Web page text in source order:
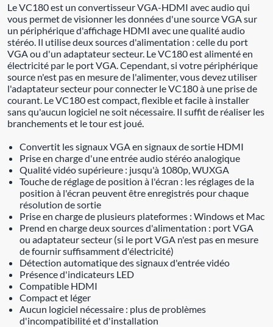
Le VC180 est un convertisseur VGA-HDMI avec audio qui
vous permet de visionner les données d'une source VGA sur
un périphérique d'affichage HDMI avec une qualité audio
stéréo. Il utilise deux sources d'alimentation : celle du port
VGA ou d'un adaptateur secteur. Le VC180 est alimenté en
électricité par le port VGA. Cependant, si votre périphérique
source n'est pas en mesure de l'alimenter, vous devez utiliser
l'adaptateur secteur pour connecter le VC180 à une prise de
courant. Le VC180 est compact, flexible et facile à installer
sans qu'aucun logiciel ne soit nécessaire. Il suffit de réaliser les
branchements et le tour est joué.
Convertit les signaux VGA en signaux de sortie HDMI
Prise en charge d'une entrée audio stéréo analogique
Qualité vidéo supérieure : jusqu'à 1080p, WUXGA
Touche de réglage de position à l'écran : les réglages de la
position à l'écran peuvent être enregistrés pour chaque
résolution de sortie
Prise en charge de plusieurs plateformes : Windows et Mac
Prend en charge deux sources d'alimentation : port VGA
ou adaptateur secteur (si le port VGA n'est pas en mesure
de fournir suffisamment d'électricité)
Détection automatique des signaux d'entrée vidéo
Présence d'indicateurs LED
Compatible HDMI
Compact et léger
Aucun logiciel nécessaire : plus de problèmes
d'incompatibilité et d'installation